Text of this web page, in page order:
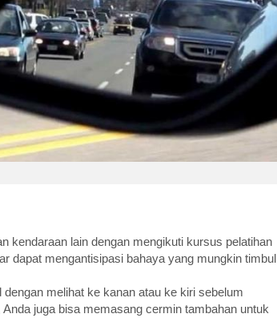
kendaraan lain dengan mengikuti kursus pelatihan
dapat mengantisipasi bahaya yang mungkin timbul
melihat ke kanan atau ke kiri sebelum
juga bisa memasang cermin tambahan untuk